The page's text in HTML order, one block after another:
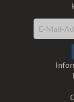
E-Mail-